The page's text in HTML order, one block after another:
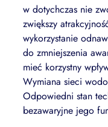
w dotychczas nie
zwiększy
wykorzystanie
do zmniejszenia
mieć korzystny
Wymiana sieci
Odpowiedni stan
bezawaryjne jego